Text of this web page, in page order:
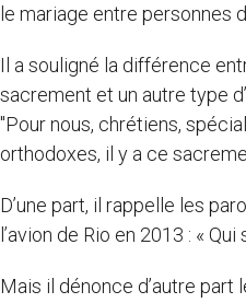
le mariage entre personnes
Il a souligné la différence
sacrement et un autre type
"Pour nous, chrétiens,
orthodoxes, il y a ce
D’une part, il rappelle les
l’avion de Rio en 2013 : «
Mais il dénonce d’autre part